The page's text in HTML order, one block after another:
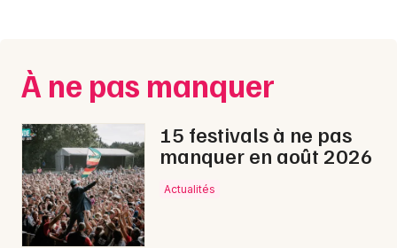
Sports
Soirées
Sorties famille
Expos
Paris
Strasbourg
Toulouse
Toutes les villes
À ne pas manquer
15 festivals à ne pas
manquer en août 2026
Actualités